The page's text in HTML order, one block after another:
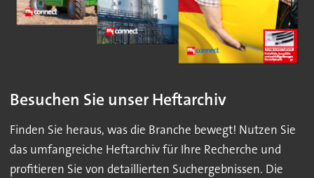
Besuchen Sie unser Heftarchiv
Finden Sie heraus, was die Branche bewegt! Nutzen Sie
das umfangreiche Heftarchiv für Ihre Recherche und
profitieren Sie von detaillierten Suchergebnissen. Die